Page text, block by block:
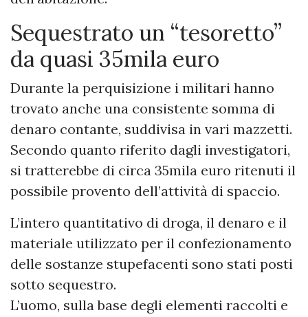
Sequestrato un “tesoretto”
da quasi 35mila euro
Durante la perquisizione i militari hanno
trovato anche una consistente somma di
denaro contante, suddivisa in vari mazzetti.
Secondo quanto riferito dagli investigatori,
si tratterebbe di circa 35mila euro ritenuti il
possibile provento dell’attività di spaccio.
L’intero quantitativo di droga, il denaro e il
materiale utilizzato per il confezionamento
delle sostanze stupefacenti sono stati posti
sotto sequestro.
L’uomo, sulla base degli elementi raccolti e